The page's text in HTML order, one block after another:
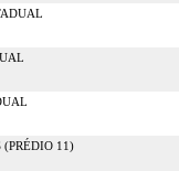
(PRÉDIO 11)